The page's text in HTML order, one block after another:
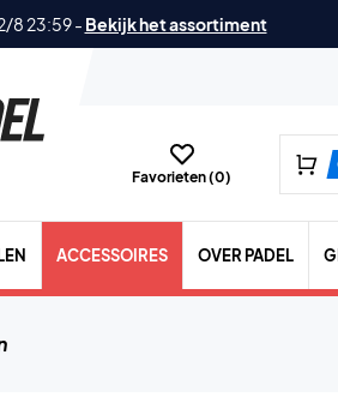
8 23:59- Bekijk het assortiment
Favorieten (0)
ACCESSOIRES OVER PADEL